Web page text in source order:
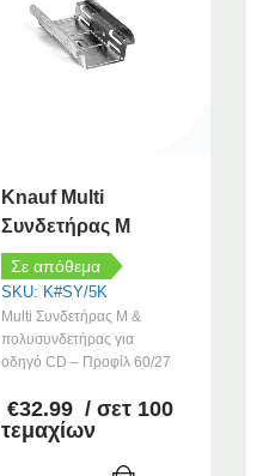
Knauf Multi
Συνδετήρας M
Σε απόθεμα
SKU: K#SY/5K
Multi Συνδετήρας M &
πολυσυνδετήρας για
οδηγό CD – Προφίλ 60/27
€32.99 / σετ 100
τεμαχίων